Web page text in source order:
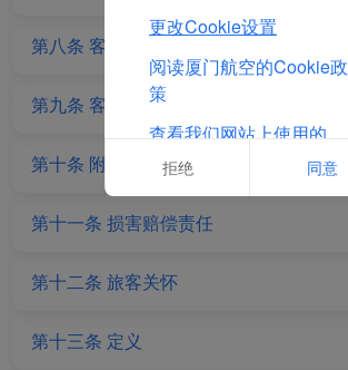
第八条 客票变更
第九条 客票退票
第十条 附加服务
第十一条 损害赔偿责任
第十二条 旅客关怀
第十三条 定义
更改Cookie设置
阅读厦门航空的Cookie政
策
查看我们网站上使用的
Cookie的完整列表
拒绝 同意